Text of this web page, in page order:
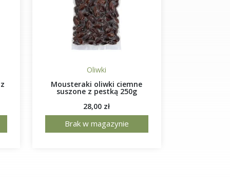
Oliwki
Mousteraki oliwki ciemne
suszone z pestką 250g
28,00 zł
Brak w magazynie